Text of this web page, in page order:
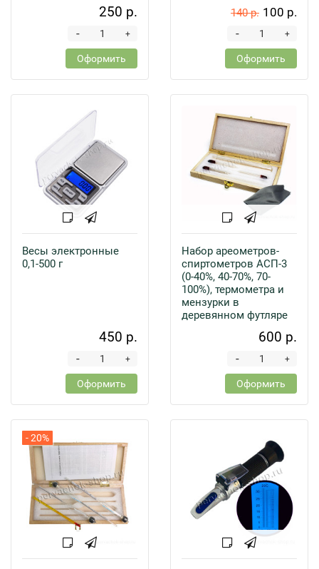
250 р.
+
-
Оформить
140 р. 100 р.
+
-
Оформить
Весы электронные
0,1-500 г
450 р.
+
-
Оформить
Набор ареометров-
спиртометров АСП-3
(0-40%, 40-70%, 70-
100%), термометра и
мензурки в
деревянном футляре
600 р.
+
-
Оформить
- 20%